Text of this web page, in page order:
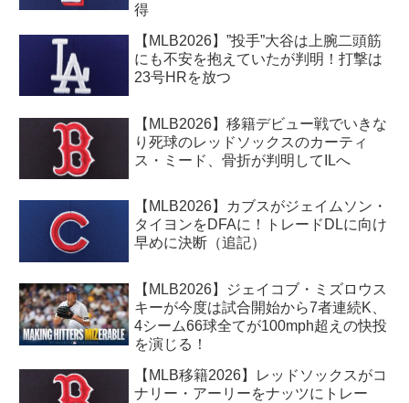
得
【MLB2026】”投手”大谷は上腕二頭筋
にも不安を抱えていたが判明！打撃は
23号HRを放つ
【MLB2026】移籍デビュー戦でいきな
り死球のレッドソックスのカーティ
ス・ミード、骨折が判明してILへ
【MLB2026】カブスがジェイムソン・
タイヨンをDFAに！トレードDLに向け
早めに決断（追記）
【MLB2026】ジェイコブ・ミズロウス
キーが今度は試合開始から7者連続K、
4シーム66球全てが100mph超えの快投
を演じる！
【MLB移籍2026】レッドソックスがコ
ナリー・アーリーをナッツにトレー